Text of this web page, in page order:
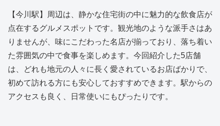
【今川駅】周辺は、静かな住宅街の中に魅力的な飲食店が
点在するグルメスポットです。観光地のような派手さはあ
りませんが、味にこだわった名店が揃っており、落ち着い
た雰囲気の中で食事を楽しめます。今回紹介した5店舗
は、どれも地元の人々に長く愛されているお店ばかりで、
初めて訪れる方にも安心しておすすめできます。駅からの
アクセスも良く、日常使いにもぴったりです。